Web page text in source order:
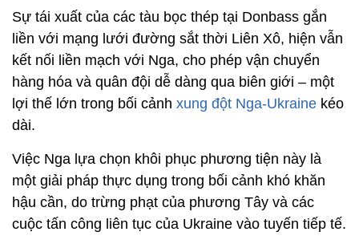
Sự tái xuất của các tàu bọc thép tại Donbass gắn
liền với mạng lưới đường sắt thời Liên Xô, hiện vẫn
kết nối liền mạch với Nga, cho phép vận chuyển
hàng hóa và quân đội dễ dàng qua biên giới – một
lợi thế lớn trong bối cảnh xung đột Nga-Ukraine kéo
dài.
Việc Nga lựa chọn khôi phục phương tiện này là
một giải pháp thực dụng trong bối cảnh khó khăn
hậu cần, do trừng phạt của phương Tây và các
cuộc tấn công liên tục của Ukraine vào tuyến tiếp tế.